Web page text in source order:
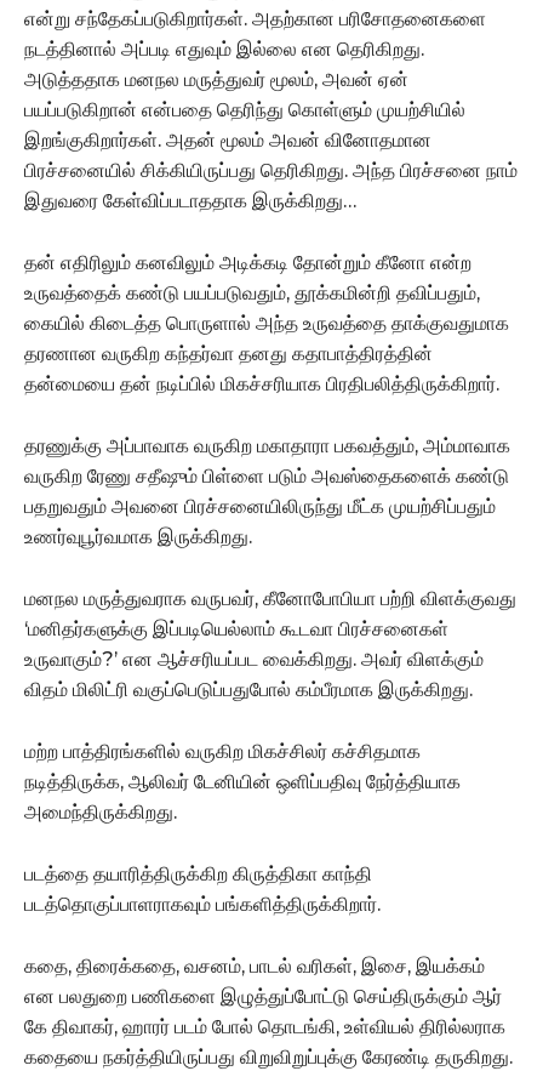
என்று சந்தேகப்படுகிறார்கள். அதற்கான பரிசோதனைகளை
நடத்தினால் அப்படி எதுவும் இல்லை என தெரிகிறது.
அடுத்ததாக மனநல மருத்துவர் மூலம், அவன் ஏன்
பயப்படுகிறான் என்பதை தெரிந்து கொள்ளும் முயற்சியில்
இறங்குகிறார்கள். அதன் மூலம் அவன் வினோதமான
பிரச்சனையில் சிக்கியிருப்பது தெரிகிறது. அந்த பிரச்சனை நாம்
இதுவரை கேள்விப்படாததாக இருக்கிறது…
தன் எதிரிலும் கனவிலும் அடிக்கடி தோன்றும் கீனோ என்ற
உருவத்தைக் கண்டு பயப்படுவதும், தூக்கமின்றி தவிப்பதும்,
கையில் கிடைத்த பொருளால் அந்த உருவத்தை தாக்குவதுமாக
தரணான வருகிற கந்தர்வா தனது கதாபாத்திரத்தின்
தன்மையை தன் நடிப்பில் மிகச்சரியாக பிரதிபலித்திருக்கிறார்.
தரணுக்கு அப்பாவாக வருகிற மகாதாரா பகவத்தும், அம்மாவாக
வருகிற ரேணு சதீஷும் பிள்ளை படும் அவஸ்தைகளைக் கண்டு
பதறுவதும் அவனை பிரச்சனையிலிருந்து மீட்க முயற்சிப்பதும்
உணர்வுபூர்வமாக இருக்கிறது.
மனநல மருத்துவராக வருபவர், கீனோபோபியா பற்றி விளக்குவது
‘மனிதர்களுக்கு இப்படியெல்லாம் கூடவா பிரச்சனைகள்
உருவாகும்?’ என ஆச்சரியப்பட வைக்கிறது. அவர் விளக்கும்
விதம் மிலிட்ரி வகுப்பெடுப்பதுபோல் கம்பீரமாக இருக்கிறது.
மற்ற பாத்திரங்களில் வருகிற மிகச்சிலர் கச்சிதமாக
நடித்திருக்க, ஆலிவர் டேனியின் ஒளிப்பதிவு நேர்த்தியாக
அமைந்திருக்கிறது.
படத்தை தயாரித்திருக்கிற கிருத்திகா காந்தி
படத்தொகுப்பாளராகவும் பங்களித்திருக்கிறார்.
கதை, திரைக்கதை, வசனம், பாடல் வரிகள், இசை, இயக்கம்
என பலதுறை பணிகளை இழுத்துப்போட்டு செய்திருக்கும் ஆர்
கே திவாகர், ஹாரர் படம் போல் தொடங்கி, உள்வியல் திரில்லராக
கதையை நகர்த்தியிருப்பது விறுவிறுப்புக்கு கேரண்டி தருகிறது.